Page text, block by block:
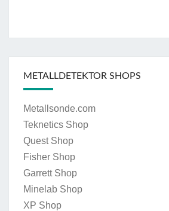
METALLDETEKTOR SHOPS
Metallsonde.com
Teknetics Shop
Quest Shop
Fisher Shop
Garrett Shop
Minelab Shop
XP Shop